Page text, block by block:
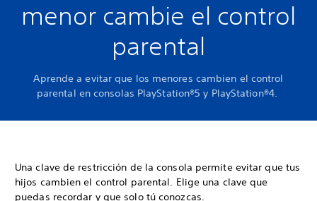
menor cambie el control
parental
Aprende a evitar que los menores cambien el control
parental en consolas PlayStation®5 y PlayStation®4.
Una clave de restricción de la consola permite evitar que tus
hijos cambien el control parental. Elige una clave que
puedas recordar y que solo tú conozcas.